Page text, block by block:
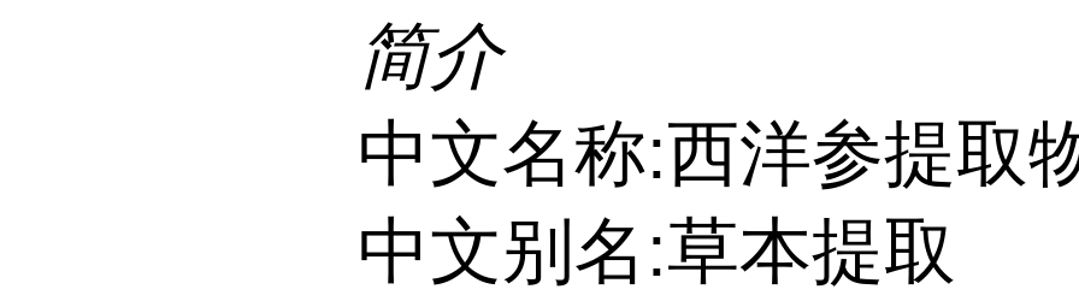
简介
中文名称:西洋参提取
中文别名:草本提取